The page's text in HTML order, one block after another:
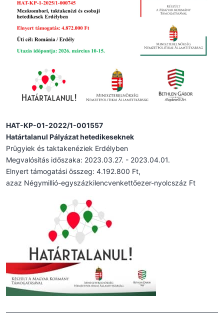
HAT-KP-01-2022/1-001557
Határtalanul Pályázat hetedikeseknek
Prügyiek és taktakenéziek Erdélyben
Megvalósítás időszaka: 2023.03.27. - 2023.04.01.
Elnyert támogatási összeg: 4.192.800 Ft,
azaz Négymillió-egyszázkilencvenkettőezer-nyolcszáz Ft